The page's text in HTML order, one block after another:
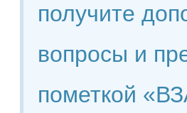
получите
вопросы и
пометкой